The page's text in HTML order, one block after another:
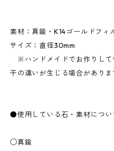
素材：真鍮・K14ゴールドフィ
サイズ：直径30mm
※ハンドメイドでお作りして
干の違いが生じる場合がありま
●使用している石・素材につい
○真鍮